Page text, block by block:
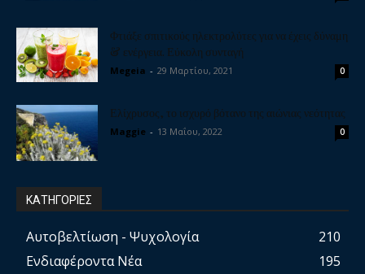
Φτιάξε σπιτικούς ηλεκτρολύτες για να έχεις δύναμη
& ενέργεια. Εύκολη συνταγή
Megeia - 29 Μαρτίου, 2021 0
Ελίχρυσος, το ισχυρό βότανο της αιώνιας νεότητας
Maggie - 13 Μαΐου, 2022 0
ΚΑΤΗΓΟΡΙΕΣ
Αυτοβελτίωση - Ψυχολογία
210
Ενδιαφέροντα Νέα
195